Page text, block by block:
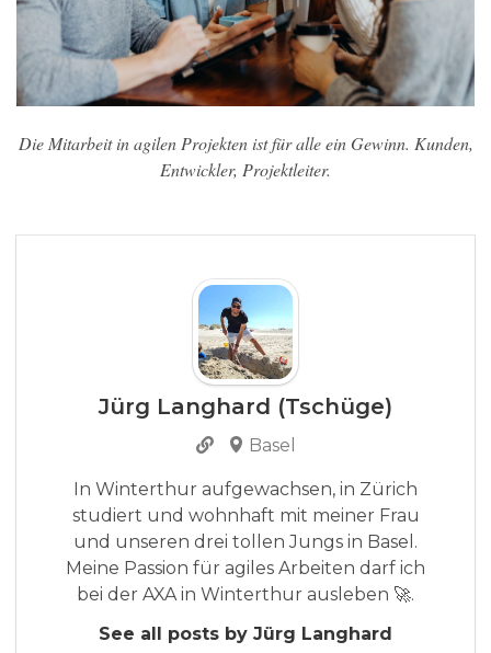
Die Mitarbeit in agilen Projekten ist für alle ein Gewinn. Kunden,
Entwickler, Projektleiter.
Jürg Langhard (Tschüge)
Basel
In Winterthur aufgewachsen, in Zürich
studiert und wohnhaft mit meiner Frau
und unseren drei tollen Jungs in Basel.
Meine Passion für agiles Arbeiten darf ich
bei der AXA in Winterthur ausleben 🚀.
See all posts by Jürg Langhard